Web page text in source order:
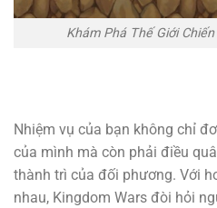
Khám Phá Thế Giới
Nhiệm vụ của bạn không chỉ
của mình mà còn phải điều
thành trì của đối phương. Với
nhau, Kingdom Wars đòi hỏi